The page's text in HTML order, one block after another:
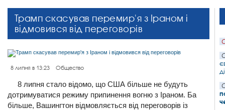
Трамп скасував перемир'я з Іраном і
відмовився від переговорів
8 липня в 13:23 Общество
8 липня стало відомо, що США більше не будуть
дотримуватися режиму припинення вогню з Іраном. Ба
більше, Вашингтон відмовляється від переговорів із